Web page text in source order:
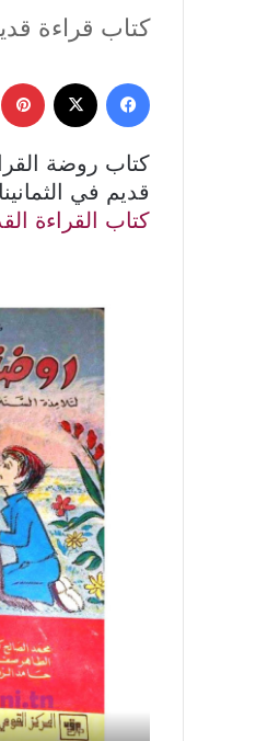
كتاب قراءة
فيسبوك
كتاب روضة
قديم في
كتاب القراءة